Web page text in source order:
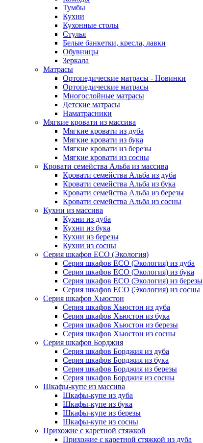
Тумбы
Кухни
Кухонные столы
Стулья
Белые банкетки, кресла, лавки
Обувницы
Зеркала
Матрасы
Ортопедические матрасы - Новинки
Ортопедические матрасы
Многослойные матрасы
Детские матрасы
Наматрасники
Мягкие кровати из массива
Мягкие кровати из дуба
Мягкие кровати из бука
Мягкие кровати из березы
Мягкие кровати из сосны
Кровати семейства Альба из массива
Кровати семейства Альба из дуба
Кровати семейства Альба из бука
Кровати семейства Альба из березы
Кровати семейства Альба из сосны
Кухни из массива
Кухни из дуба
Кухни из бука
Кухни из березы
Кухни из сосны
Серия шкафов ECO (Экология)
Серия шкафов ECO (Экология) из дуба
Серия шкафов ECO (Экология) из бука
Серия шкафов ECO (Экология) из березы
Серия шкафов ECO (Экология) из сосны
Серия шкафов Хьюстон
Серия шкафов Хьюстон из дуба
Серия шкафов Хьюстон из бука
Серия шкафов Хьюстон из березы
Серия шкафов Хьюстон из сосны
Серия шкафов Борджия
Серия шкафов Борджия из дуба
Серия шкафов Борджия из бука
Серия шкафов Борджия из березы
Серия шкафов Борджия из сосны
Шкафы-купе из массива
Шкафы-купе из дуба
Шкафы-купе из бука
Шкафы-купе из березы
Шкафы-купе из сосны
Прихожие с каретной стяжкой
Прихожие с каретной стяжкой из дуба